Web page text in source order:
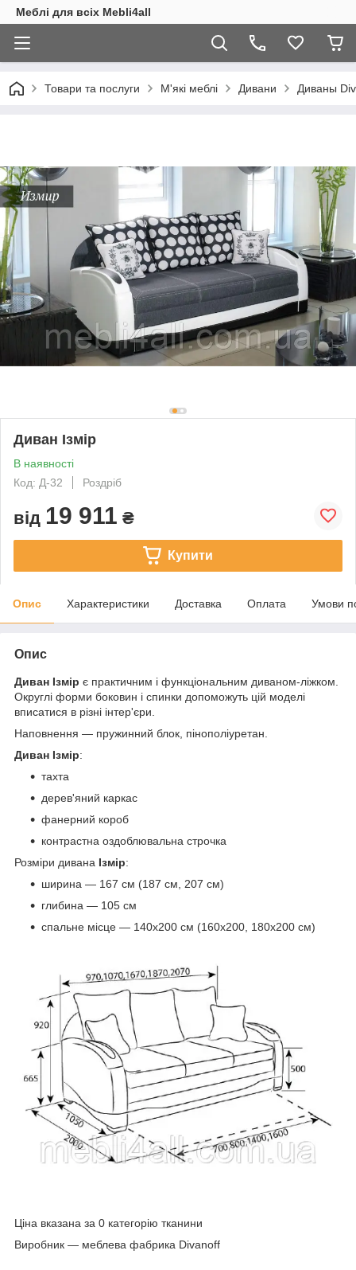
Меблі для всіх Mebli4all
Товари та послуги М'які меблі Дивани Диваны
Диван Ізмір
В наявності
Код: Д-32
Роздріб
від 19 911 ₴
Купити
Опис Характеристики Доставка Оплата Умови
Опис
Диван Ізмір є практичним і функціональним диваном-ліжком.
Округлі форми боковин і спинки допоможуть цій моделі
вписатися в різні інтер'єри.
Наповнення ― пружинний блок, пінополіуретан.
Диван Ізмір:
тахта
дерев'яний каркас
фанерний короб
контрастна оздоблювальна строчка
Розміри дивана Ізмір:
ширина ― 167 см (187 см, 207 см)
глибина ― 105 см
спальне місце ― 140х200 см (160х200, 180х200 см)
Ціна вказана за 0 категорію тканини
Виробник ― меблева фабрика Divanoff